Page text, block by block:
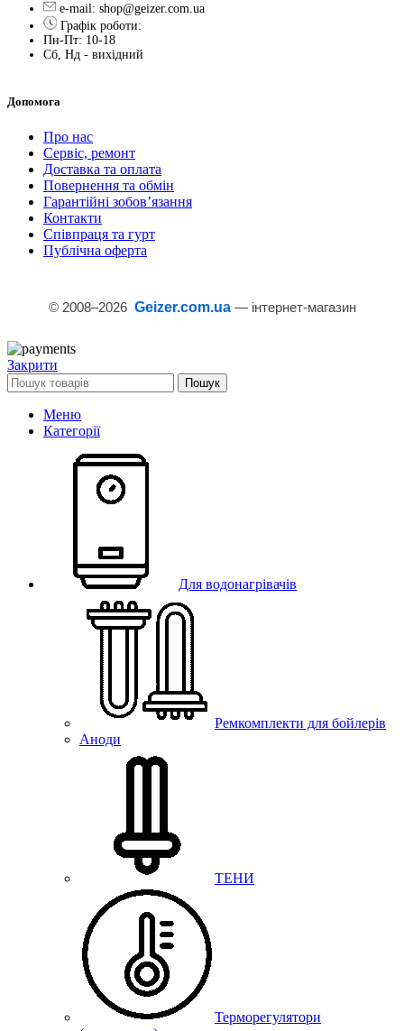
e-mail: shop@geizer.com.ua
Графік роботи:
Пн-Пт: 10-18
Сб, Нд - вихідний
Допомога
Про нас
Сервіс, ремонт
Доставка та оплата
Повернення та обмін
Гарантійні зобов’язання
Контакти
Співпраця та гурт
Публічна оферта
© 2008–2026 Geizer.com.ua— інтернет-магазин
Закрити
Пошук
Меню
Категорії
Для водонагрівачів
Ремкомплекти для бойлерів
Аноди
ТЕНИ
Терморегулятори